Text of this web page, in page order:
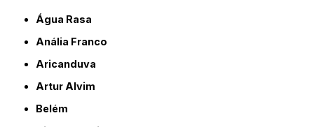
Água Rasa
Anália Franco
Aricanduva
Artur Alvim
Belém